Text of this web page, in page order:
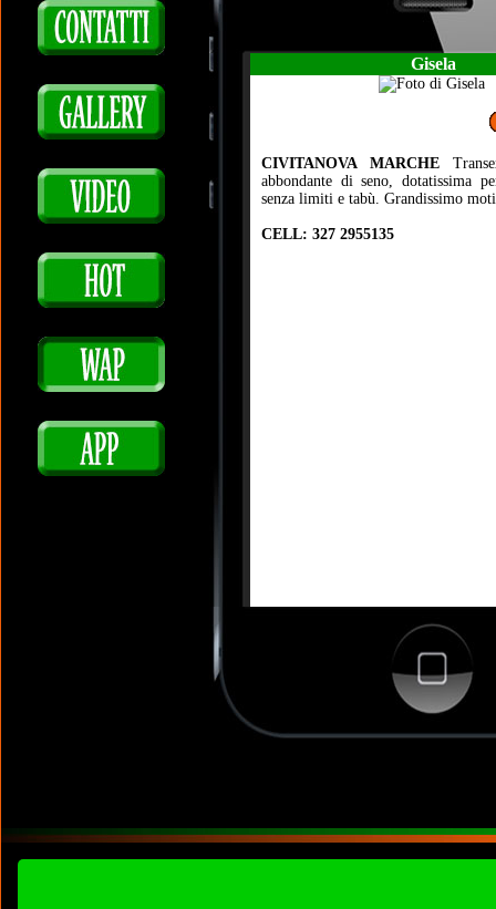
Gisela
CIVITANOVA MARCHE
abbondante di seno, dotatissima
senza limiti e tabù. Grandissimo
CELL: 327 2955135